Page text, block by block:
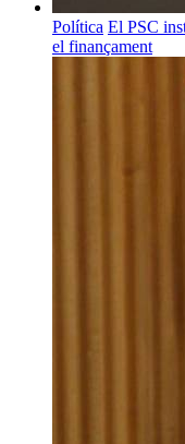
Política El PSC
el finançament